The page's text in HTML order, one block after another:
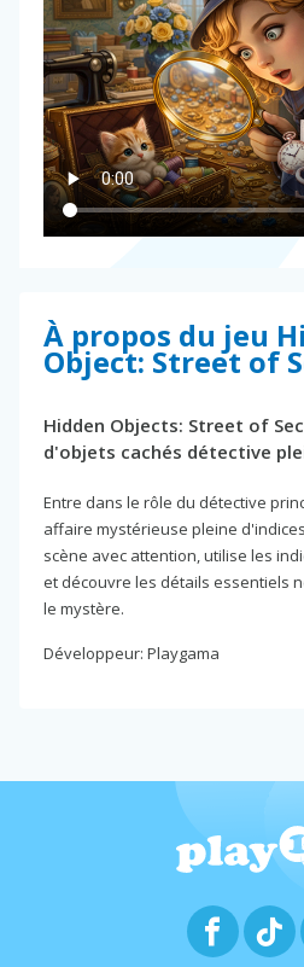
À propos du jeu
Object: Street of
Hidden Objects: Street of
d'objets cachés détective
Entre dans le rôle du détective
affaire mystérieuse pleine
scène avec attention, utilise les
et découvre les détails essentiels
le mystère.
Développeur: Playgama